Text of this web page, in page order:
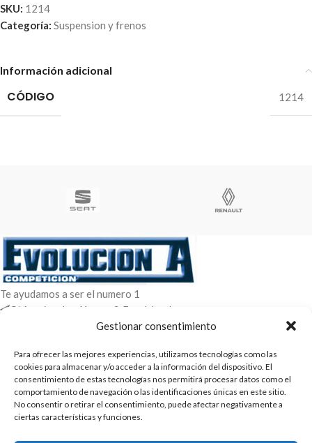
Gestionar consentimiento
Para ofrecer las mejores experiencias, utilizamos tecnologías como las
cookies para almacenar y/o acceder a la información del dispositivo. El
consentimiento de estas tecnologías nos permitirá procesar datos como el
comportamiento de navegación o las identificaciones únicas en este sitio.
No consentir o retirar el consentimiento, puede afectar negativamente a
ciertas características y funciones.
SKU: 1214
Categoría: Suspension y frenos
Información adicional
CÓDIGO 1214
Te ayudamos a ser el numero 1
C/ Arquimedes 61 nave 2. Fuenlabrada
WhatsApp +34 670604426
ENTRADAS RECIENTES
POLÍTICAS